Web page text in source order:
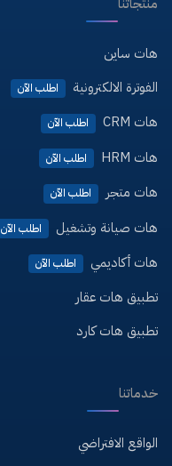
منتجاتنا
هات ساين
الفوترة الالكترونية
اطلب الآن
هات CRM اطلب الآن
هات HRM اطلب الآن
هات متجر اطلب الآن
هات صيانة وتشغيل اطلب الآن
هات أكاديمي اطلب الآن
تطبيق هات عقار
تطبيق هات كارد
خدماتنا
الواقع الافتراضي